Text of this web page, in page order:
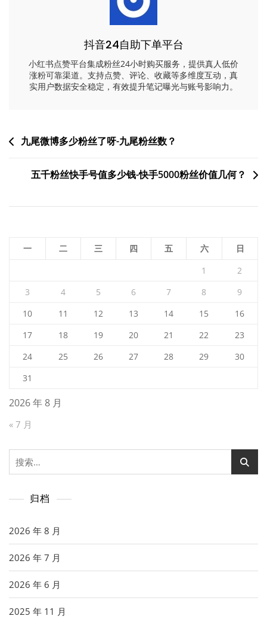
抖音24自助下单平台
小红书点赞平台集成粉丝24小时购买服务，提供真人低价
涨粉可靠渠道。支持点赞、评论、收藏等多维度互动，真
实用户数据安全稳定，有效提升笔记曝光与账号影响力。
文九尾微博多少粉丝了呀-九尾粉丝数？
五千粉丝快手号值多少钱-快手5000粉丝价值几何？
2026 年 8 月
一 二 三 四 五 六
日
1
2
3
4 5 6 7 8
9
10
11 12 13 14 15
16
17
18 19 20 21 22
23
24
25 26 27 28 29
30
31
« 7 月
搜
索：
归档
2026 年 8 月
2026 年 7 月
2026 年 6 月
2025 年 11 月